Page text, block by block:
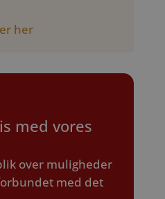
her
med vores
over muligheder
med det